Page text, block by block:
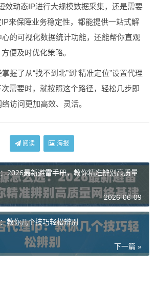
效动态IP进行大规模数据采集，还是需要
来保障业务稳定性，都能提供一站式解
的可视化数据统计功能，还能帮你直观
便及时优化策略。
握了从“找不到北”到“精准定位”设置代理
需要时，就按照这个路径，轻松几步即
访问更加高效、灵活。
阅读 海报
2026最新避雷手册，教你精准辨别高质量
2026-06-09
教你几个技巧轻松辨别
下一篇 »